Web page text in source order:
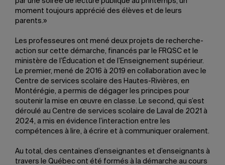
moment toujours apprécié des élèves et de leurs
parents.»
Les professeures ont mené deux projets de recherche-
action sur cette démarche, financés par le FRQSC et le
ministère de l’Éducation et de l’Enseignement supérieur.
Le premier, mené de 2016 à 2019 en collaboration avec le
Centre de services scolaire des Hautes-Rivières, en
Montérégie, a permis de dégager les principes pour
soutenir la mise en œuvre en classe. Le second, qui s’est
déroulé au Centre de services scolaire de Laval de 2021 à
2024, a mis en évidence l’interaction entre les
compétences à lire, à écrire et à communiquer oralement.
Au total, des centaines d’enseignantes et d’enseignants à
travers le Québec ont été formés à la démarche au cours